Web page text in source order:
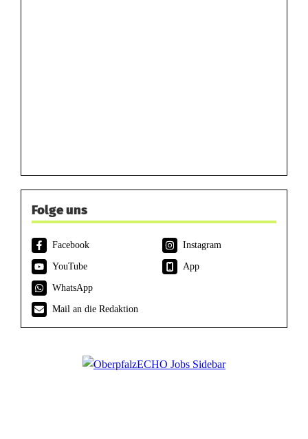
Folge uns
Facebook
Instagram
YouTube
App
WhatsApp
Mail an die Redaktion